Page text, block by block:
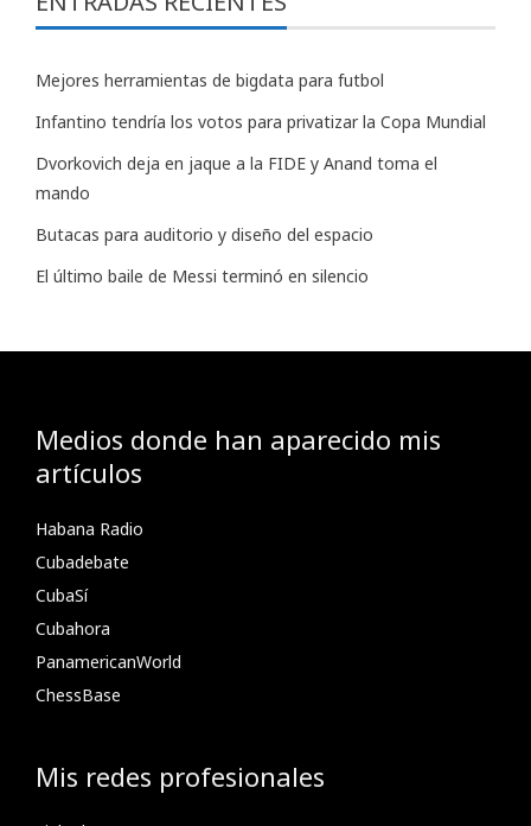
Mejores herramientas de bigdata para futbol
Infantino tendría los votos para privatizar la Copa Mundial
Dvorkovich deja en jaque a la FIDE y Anand toma el
mando
Butacas para auditorio y diseño del espacio
El último baile de Messi terminó en silencio
Medios donde han aparecido mis
artículos
Habana Radio
Cubadebate
CubaSí
Cubahora
PanamericanWorld
ChessBase
Mis redes profesionales